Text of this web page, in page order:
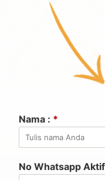
Nama : *
No Whatsapp